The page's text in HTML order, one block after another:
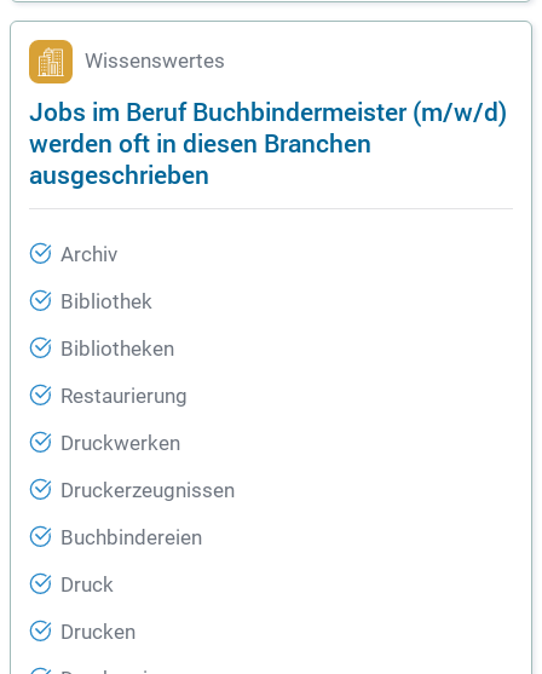
Wissenswertes
Jobs im Beruf Buchbindermeister (m/w/d)
werden oft in diesen Branchen
ausgeschrieben
Archiv
Bibliothek
Bibliotheken
Restaurierung
Druckwerken
Druckerzeugnissen
Buchbindereien
Druck
Drucken